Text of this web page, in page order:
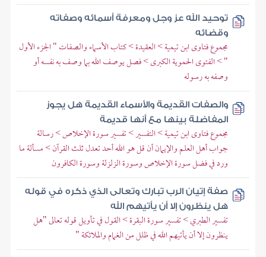
توحيد الله عز وجل ومعرفة أسمائه وصفاته
وقضائه
مجموع فتاوى ابن تيمية > العقيدة > كتاب الأسماء والصفات " الجزء الأول
" > الفتوى الحموية الكبرى > فصل يوصف الله بما وصف به نفسه أو
وصفه به رسوله
والصفات القديمة والأسماء القديمة هل يجوز
المفاضلة بينها مع أنها قديمة
مجموع فتاوى ابن تيمية > التفسير > تفسير سورة الإخلاص > رسالة
جواب أهل العلم والإيمان أن قل هو الله أحد تعدل ثلث القرآن > مسألة ما
ورد في فضل سورة الإخلاص وسورة الزلزلة وسورة الكافرون
صفة إتيان الرب تبارك وتعالى الذي ذكره في قوله
هل ينظرون إلا أن يأتيهم الله
تفسير الطبري > تفسير سورة البقرة > القول في تأويل قوله تعالى "هل
ينظرون إلا أن يأتيهم الله في ظلل من الغمام والملائكة "